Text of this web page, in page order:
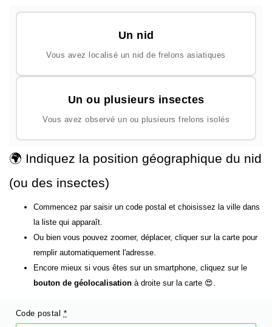
Un nid
Vous avez localisé un nid de frelons asiatiques
Un ou plusieurs insectes
Vous avez observé un ou plusieurs frelons isolés
🌍 Indiquez la position géographique du nid
(ou des insectes)
Commencez par saisir un code postal et choisissez la ville dans
la liste qui apparaît.
Ou bien vous pouvez zoomer, déplacer, cliquer sur la carte pour
remplir automatiquement l'adresse.
Encore mieux si vous êtes sur un smartphone, cliquez sur le
bouton de géolocalisation à droite sur la carte 😍.
Code postal *